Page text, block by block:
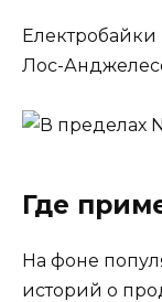
Електробайки
Лос-
Где
На фоне
историй о